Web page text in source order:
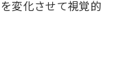
変化させて視覚的